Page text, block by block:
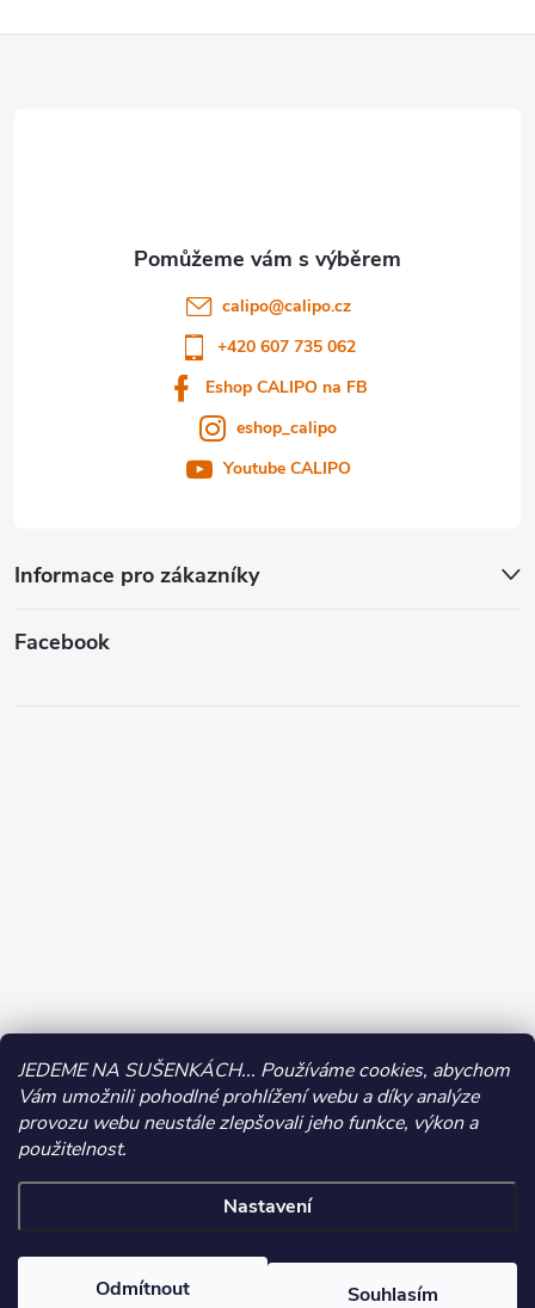
JEDEME NA SUŠENKÁCH... Používáme cookies, abychom
Vám umožnili pohodlné prohlížení webu a díky analýze
provozu webu neustále zlepšovali jeho funkce, výkon a
použitelnost.
Nastavení
Odmítnout Souhlasím
Informace pro zákazníky
calipo@calipo.cz
+420 607 735 062
Eshop CALIPO na FB
eshop_calipo
Youtube CALIPO
Facebook
CALIPO | Tvoření a dárky. Všechna práva vyhrazena.